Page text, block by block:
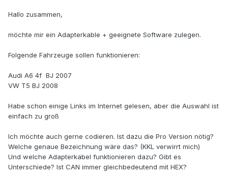
Hallo zusammen,
möchte mir ein Adapterkable + geeignete Software zulegen.
Folgende Fahrzeuge sollen funktionieren:
Audi A6 4f BJ 2007
VW T5 BJ 2008
Habe schon einige Links im Internet gelesen, aber die Auswahl ist
einfach zu groß
Ich möchte auch gerne codieren. Ist dazu die Pro Version nötig?
Welche genaue Bezeichnung wäre das? (KKL verwirrt mich)
Und welche Adapterkabel funktionieren dazu? Gibt es
Unterschiede? Ist CAN immer gleichbedeutend mit HEX?